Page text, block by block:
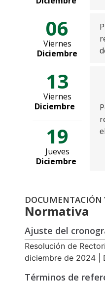
06
Viernes
Diciembre
13
Viernes
Diciembre
19
Jueves
Diciembre
DOCUMENTACIÓN
Normativa
Ajuste del
Resolución de
diciembre de 2024 |
Términos de